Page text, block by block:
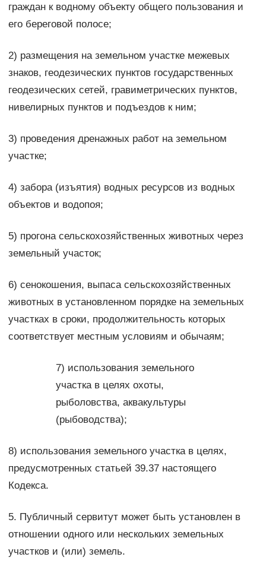
граждан к водному объекту общего пользования и
его береговой полосе;
2) размещения на земельном участке межевых
знаков, геодезических пунктов государственных
геодезических сетей, гравиметрических пунктов,
нивелирных пунктов и подъездов к ним;
3) проведения дренажных работ на земельном
участке;
4) забора (изъятия) водных ресурсов из водных
объектов и водопоя;
5) прогона сельскохозяйственных животных через
земельный участок;
6) сенокошения, выпаса сельскохозяйственных
животных в установленном порядке на земельных
участках в сроки, продолжительность которых
соответствует местным условиям и обычаям;
7) использования земельного
участка в целях охоты,
рыболовства, аквакультуры
(рыбоводства);
8) использования земельного участка в целях,
предусмотренных статьей 39.37 настоящего
Кодекса.
5. Публичный сервитут может быть установлен в
отношении одного или нескольких земельных
участков и (или) земель.